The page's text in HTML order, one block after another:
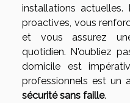
installations
proactives, vous
et vous assurez
quotidien. N'oubliez
domicile est
professionnels est un
sécurité sans faille.